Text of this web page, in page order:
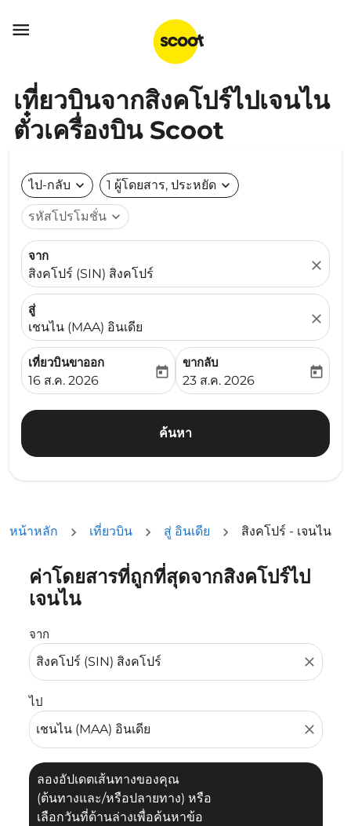

เที่ยวบินจากสิงคโปร์ไปเจนไน
ตั๋วเครื่องบิน Scoot
ไป-กลับ expand_more 1 ผู้โดยสาร, ประหยัด expand_more
รหัสโปรโมชั่น expand_more
จาก
สิงคโปร์ (SIN) สิงคโปร์
close
สู่
เชนไน (MAA) อินเดีย
close
เที่ยวบินขาออก
fc-booking-departure-date-aria-label
16 ส.ค. 2026
today
ขากลับ
fc-booking-return-date-
23 ส.ค. 2026
today
ค้นหา
หน้าหลัก เที่ยวบิน สู่ อินเดีย สิงคโปร์ - เจนไน
ค่าโดยสารที่ถูกที่สุดจากสิงคโปร์ไป
เจนไน
จาก
close
ไป
close
ลองอัปเดตเส้นทางของคุณ
(ต้นทางและ/หรือปลายทาง) หรือ
เลือกวันที่ด้านล่างเพื่อค้นหาข้อ
ลองอัปเดตเส้นทางของคุณ (ต้นทางและ/หรือปลายทาง) หรื